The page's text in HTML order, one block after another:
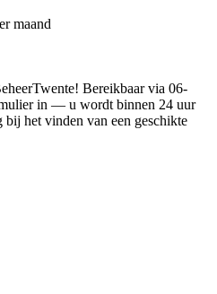
maand
Bereikbaar via 06-
in — u wordt binnen 24 uur
het vinden van een geschikte